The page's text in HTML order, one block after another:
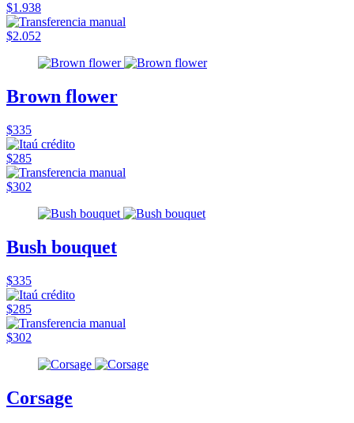
$1.938
$2.052
Brown flower
$335
$285
$302
Bush bouquet
$335
$285
$302
Corsage